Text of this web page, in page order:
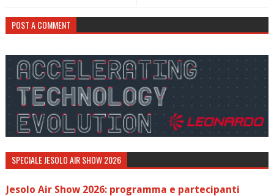
POST A COMMENT
SPECIALE JESOLO AIR SHOW 2026
Jesolo Air Show 2026: programma e partecipanti